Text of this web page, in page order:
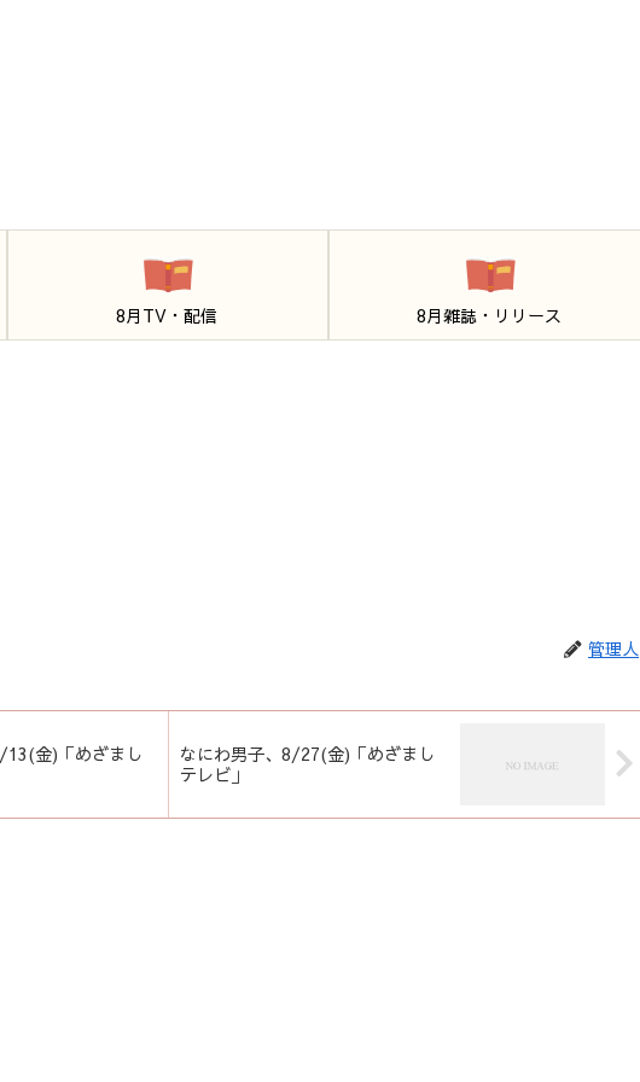
8月TV・配信 8月雑誌・リリース
管理人
13(金)「めざまし
なにわ男子、8/27(金)「めざまし
テレビ」